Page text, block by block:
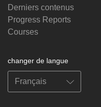
Derniers contenus
Progress Reports
Courses
changer de langue